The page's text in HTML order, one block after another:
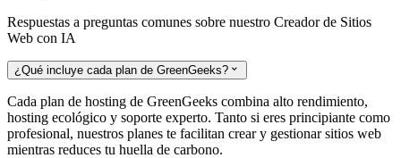
Respuestas a preguntas comunes sobre nuestro Creador de Sitios
Web con IA
¿Qué incluye cada plan de GreenGeeks? 
Cada plan de hosting de GreenGeeks combina alto rendimiento,
hosting ecológico y soporte experto. Tanto si eres principiante como
profesional, nuestros planes te facilitan crear y gestionar sitios web
mientras reduces tu huella de carbono.